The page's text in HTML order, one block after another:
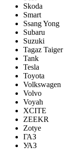
Skoda
Smart
Ssang Yong
Subaru
Suzuki
Tagaz Taiger
Tank
Tesla
Toyota
Volkswagen
Volvo
Voyah
XCITE
ZEEKR
Zotye
ГАЗ
УАЗ